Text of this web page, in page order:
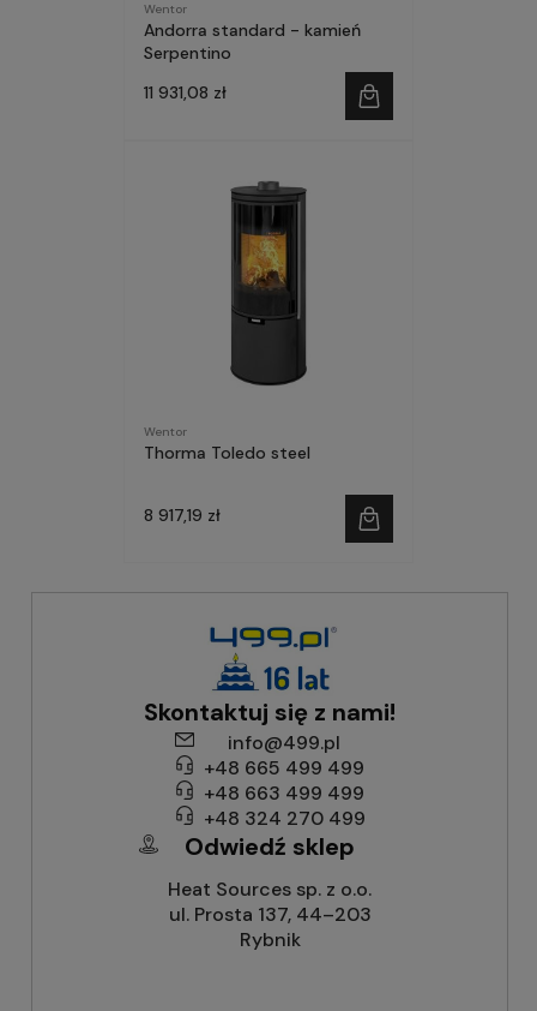
Wentor
Andorra standard - kamień
Serpentino
11 931,08 zł
Wentor
Thorma Toledo steel
8 917,19 zł
Skontaktuj się z nami!
info@499.pl
+48 665 499 499
+48 663 499 499
+48 324 270 499
Odwiedź sklep
Heat Sources sp. z o.o.
ul. Prosta 137, 44–203
Rybnik